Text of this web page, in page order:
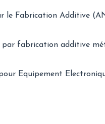
le Fabrication Additive
par fabrication additive
Equipement